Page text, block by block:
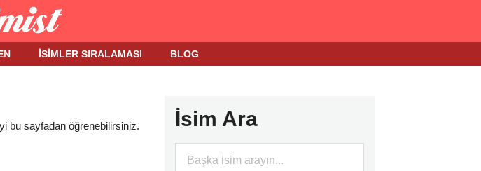
İSIMLER SIRALAMASI BLOG
bu sayfadan öğrenebilirsiniz.
İsim Ara